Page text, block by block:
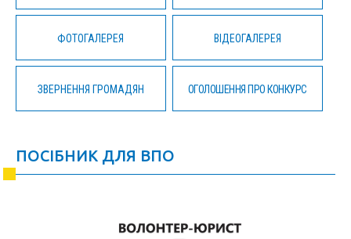
ФОТОГАЛЕРЕЯ ВІДЕОГАЛЕРЕЯ
ЗВЕРНЕННЯ ГРОМАДЯН ОГОЛОШЕННЯ ПРО КОНКУРС
ПОСІБНИК ДЛЯ ВПО